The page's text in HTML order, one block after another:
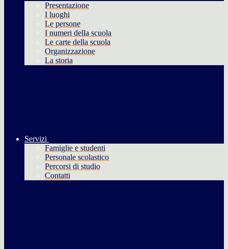
Presentazione
I luoghi
Le persone
I numeri della scuola
Le carte della scuola
Organizzazione
La storia
Servizi
Famiglie e studenti
Personale scolastico
Percorsi di studio
Contatti